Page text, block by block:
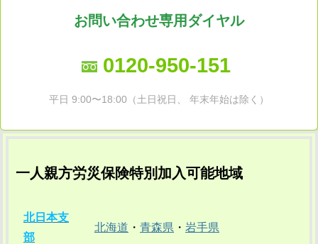
お問い合わせ専用ダイヤル
0120-950-151
平日 9:00〜18:00（土日祝日、 年末年始は除く）
一人親方労災保険特別加入可能地域
北日本支
部
北海道 ・ 青森県 ・ 岩手県